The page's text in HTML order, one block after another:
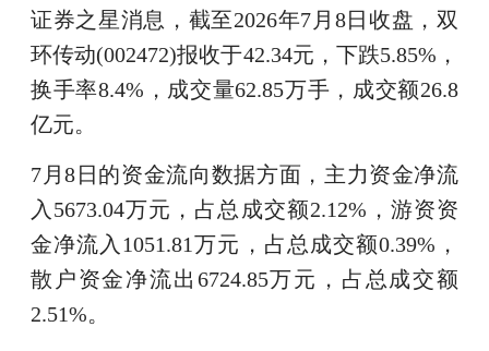
证券之星消息，截至2026年7月8日收盘，双
环传动(002472)报收于42.34元，下跌5.85%，
换手率8.4%，成交量62.85万手，成交额26.8
亿元。
7月8日的资金流向数据方面，主力资金净流
入5673.04万元，占总成交额2.12%，游资资
金净流入1051.81万元，占总成交额0.39%，
散户资金净流出6724.85万元，占总成交额
2.51%。